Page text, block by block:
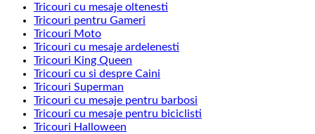
Tricouri cu mesaje oltenesti
Tricouri pentru Gameri
Tricouri Moto
Tricouri cu mesaje ardelenesti
Tricouri King Queen
Tricouri cu si despre Caini
Tricouri Superman
Tricouri cu mesaje pentru barbosi
Tricouri cu mesaje pentru biciclisti
Tricouri Halloween